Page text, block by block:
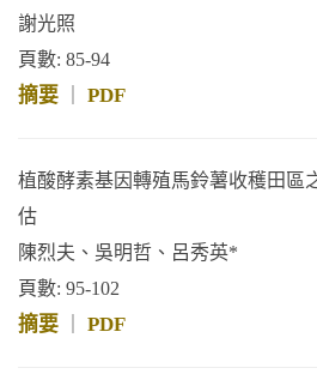
謝光照
頁數: 85-94
摘要 PDF
植酸酵素基因轉殖馬鈴薯收穫田區
估
陳烈夫、吳明哲、呂秀英*
頁數: 95-102
摘要 PDF